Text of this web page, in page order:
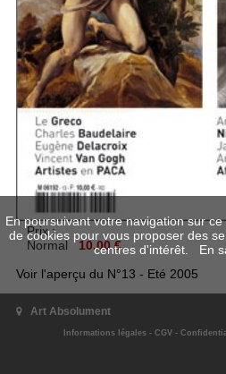
Prix :
Normal
10.00 €
Voir l'aperçu du N°13 - Eté 2005
Aperçu en numérique
Art Absolument
Informations légales - CGV -
En poursuivant votre navigation sur
de cookies pour vous proposer des
centres d'intérêt. En